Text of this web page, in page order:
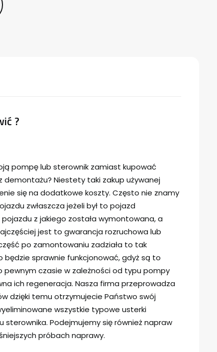
?
pompę lub sterownik zamiast kupować
demontażu? Niestety taki zakup używanej
się na dodatkowe koszty. Często nie znamy
zwłaszcza jeżeli był to pojazd
z jakiego została wymontowana, a
jest to gwarancja rozruchowa lub
po zamontowaniu zadziała to tak
będzie sprawnie funkcjonować, gdyż są to
czasie w zależności od typu pompy
ich regeneracja. Nasza firma przeprowadza
dzięki temu otrzymujecie Państwo swój
wszystkie typowe usterki
sterownika. Podejmujemy się również napraw
próbach naprawy.